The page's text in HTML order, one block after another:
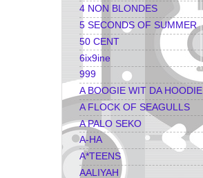
4 NON BLONDES
5 SECONDS OF SUMMER
50 CENT
6ix9ine
999
A BOOGIE WIT DA HOODIE
A FLOCK OF SEAGULLS
A PALO SEKO
A-HA
A*TEENS
AALIYAH